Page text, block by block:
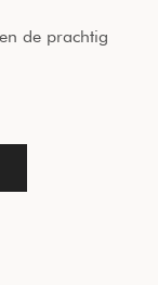
de prachtig